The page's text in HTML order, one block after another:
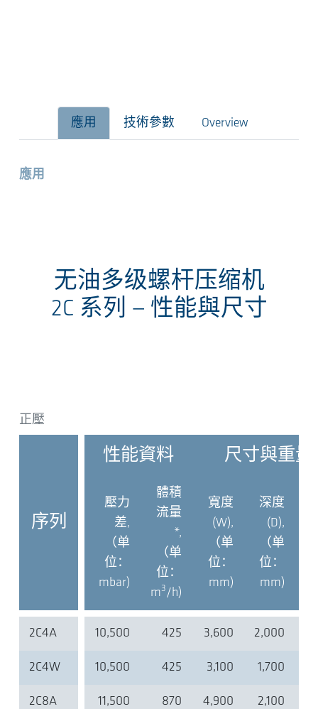
應用 技術參數 Overview
應用
无油多级螺杆压缩机
2C 系列 — 性能與尺寸
正壓
序列
性能資料 尺寸與重量
壓力
差,
（单
位：
mbar)
體積
流量
*,
（单
位：
m3 /h)
寬度
(W),
（单
位：
mm)
深度
(D),
（单
位：
mm)
2C4A 10,500 425 3,600 2,000
2C4W 10,500 425 3,100 1,700
2C8A 11,500 870 4,900 2,100